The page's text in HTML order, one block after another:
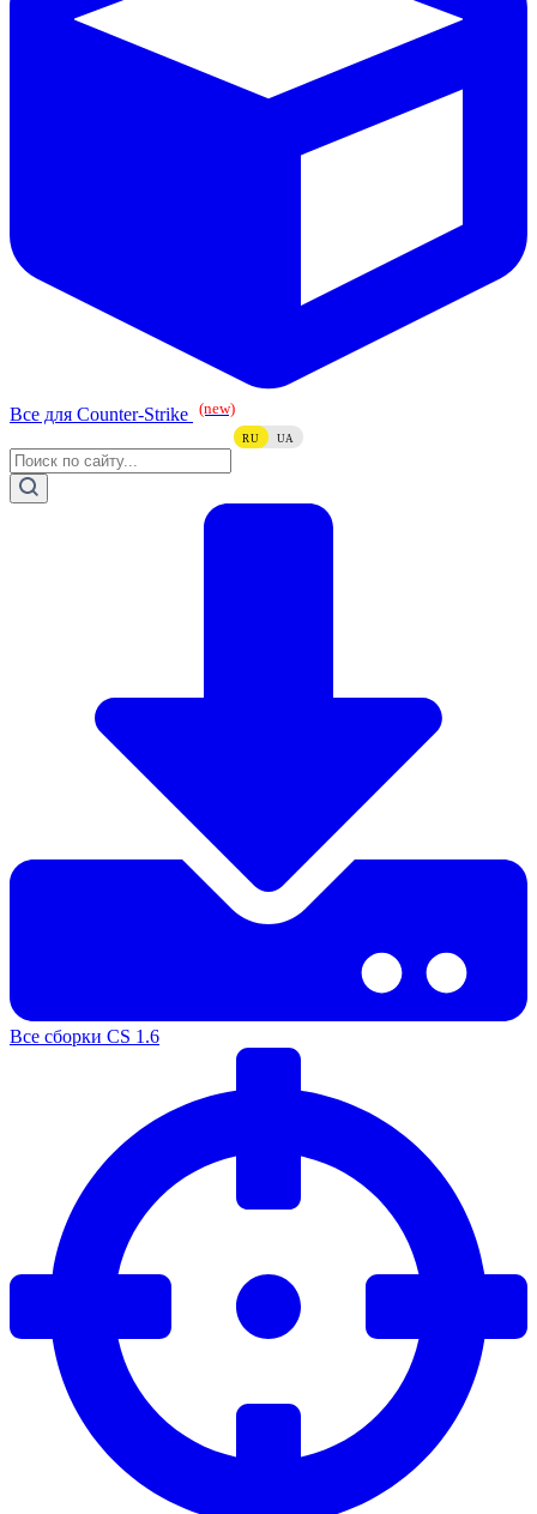
Все для Counter-Strike (new)
RU UA
Все сборки CS 1.6